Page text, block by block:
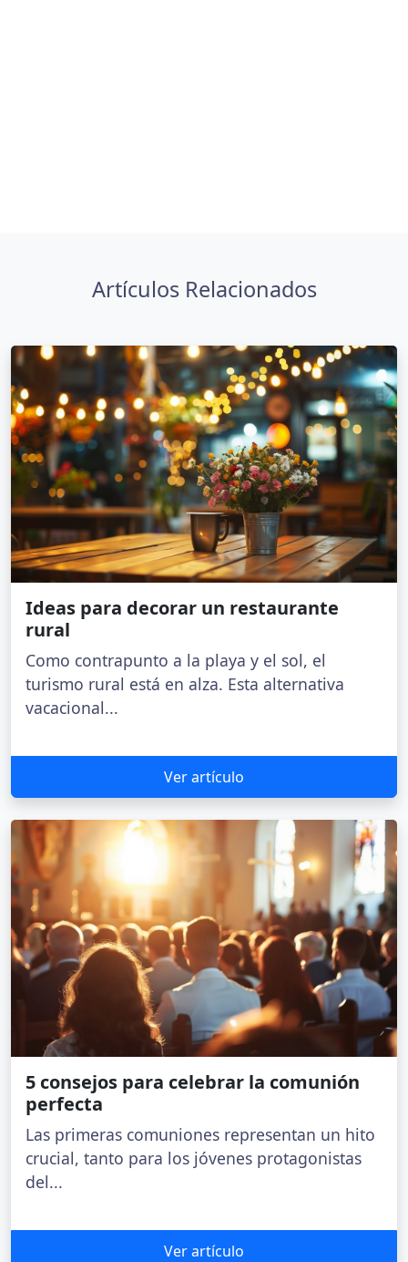
Artículos Relacionados
Ideas para decorar un restaurante
rural
Como contrapunto a la playa y el sol, el
turismo rural está en alza. Esta alternativa
vacacional...
Ver artículo
5 consejos para celebrar la comunión
perfecta
Las primeras comuniones representan un hito
crucial, tanto para los jóvenes protagonistas
del...
Ver artículo